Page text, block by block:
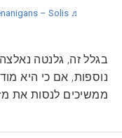
♬ Sneaky Shenanigans – Solis
בגלל זה, גלנטה
נוספות, אם כי היא
ממשיכים לנסות את